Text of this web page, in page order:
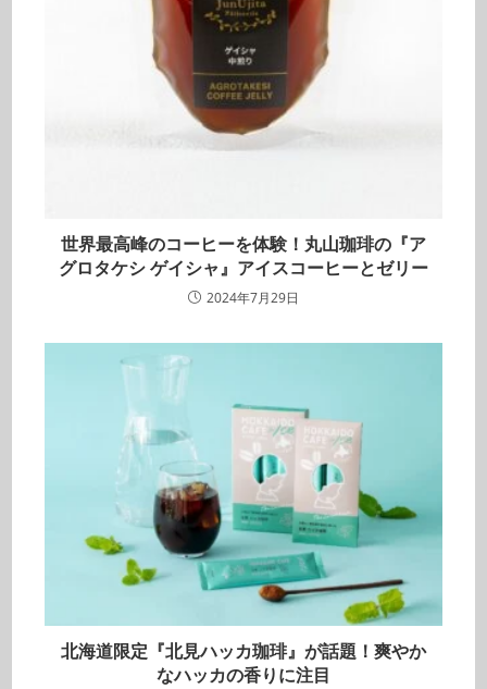
世界最高峰のコーヒーを体験！丸山珈琲の『ア
グロタケシ ゲイシャ』アイスコーヒーとゼリー
2024年7月29日
北海道限定『北見ハッカ珈琲』が話題！爽やか
なハッカの香りに注目